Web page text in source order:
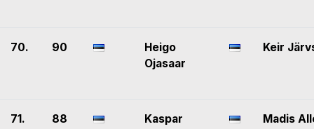
70. 90
Heigo
Ojasaar
Keir
71. 88
Kaspar
Madis